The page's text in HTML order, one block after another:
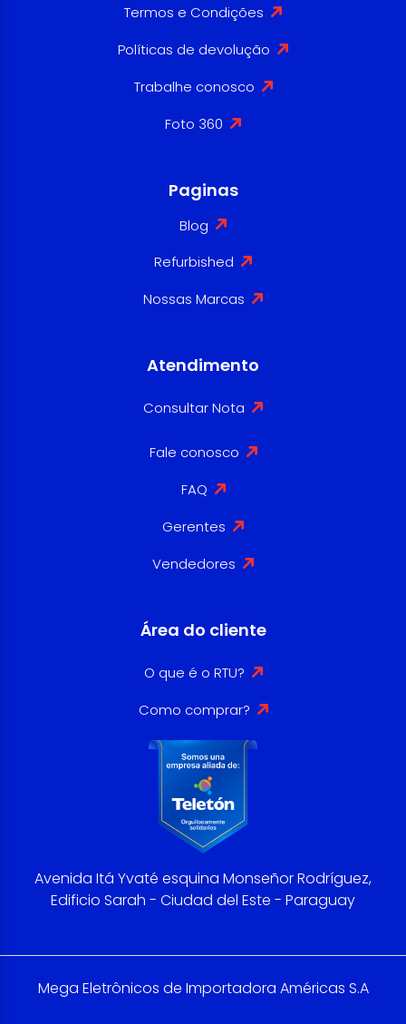
Termos e Condições
Políticas de devolução
Trabalhe conosco
Foto 360
Paginas
Blog
Refurbished
Nossas Marcas
Atendimento
Consultar Nota
Fale conosco
FAQ
Gerentes
Vendedores
Área do cliente
O que é o RTU?
Como comprar?
Avenida Itá Yvaté esquina Monseñor Rodríguez,
Edificio Sarah - Ciudad del Este - Paraguay
Mega Eletrônicos de Importadora Américas S.A